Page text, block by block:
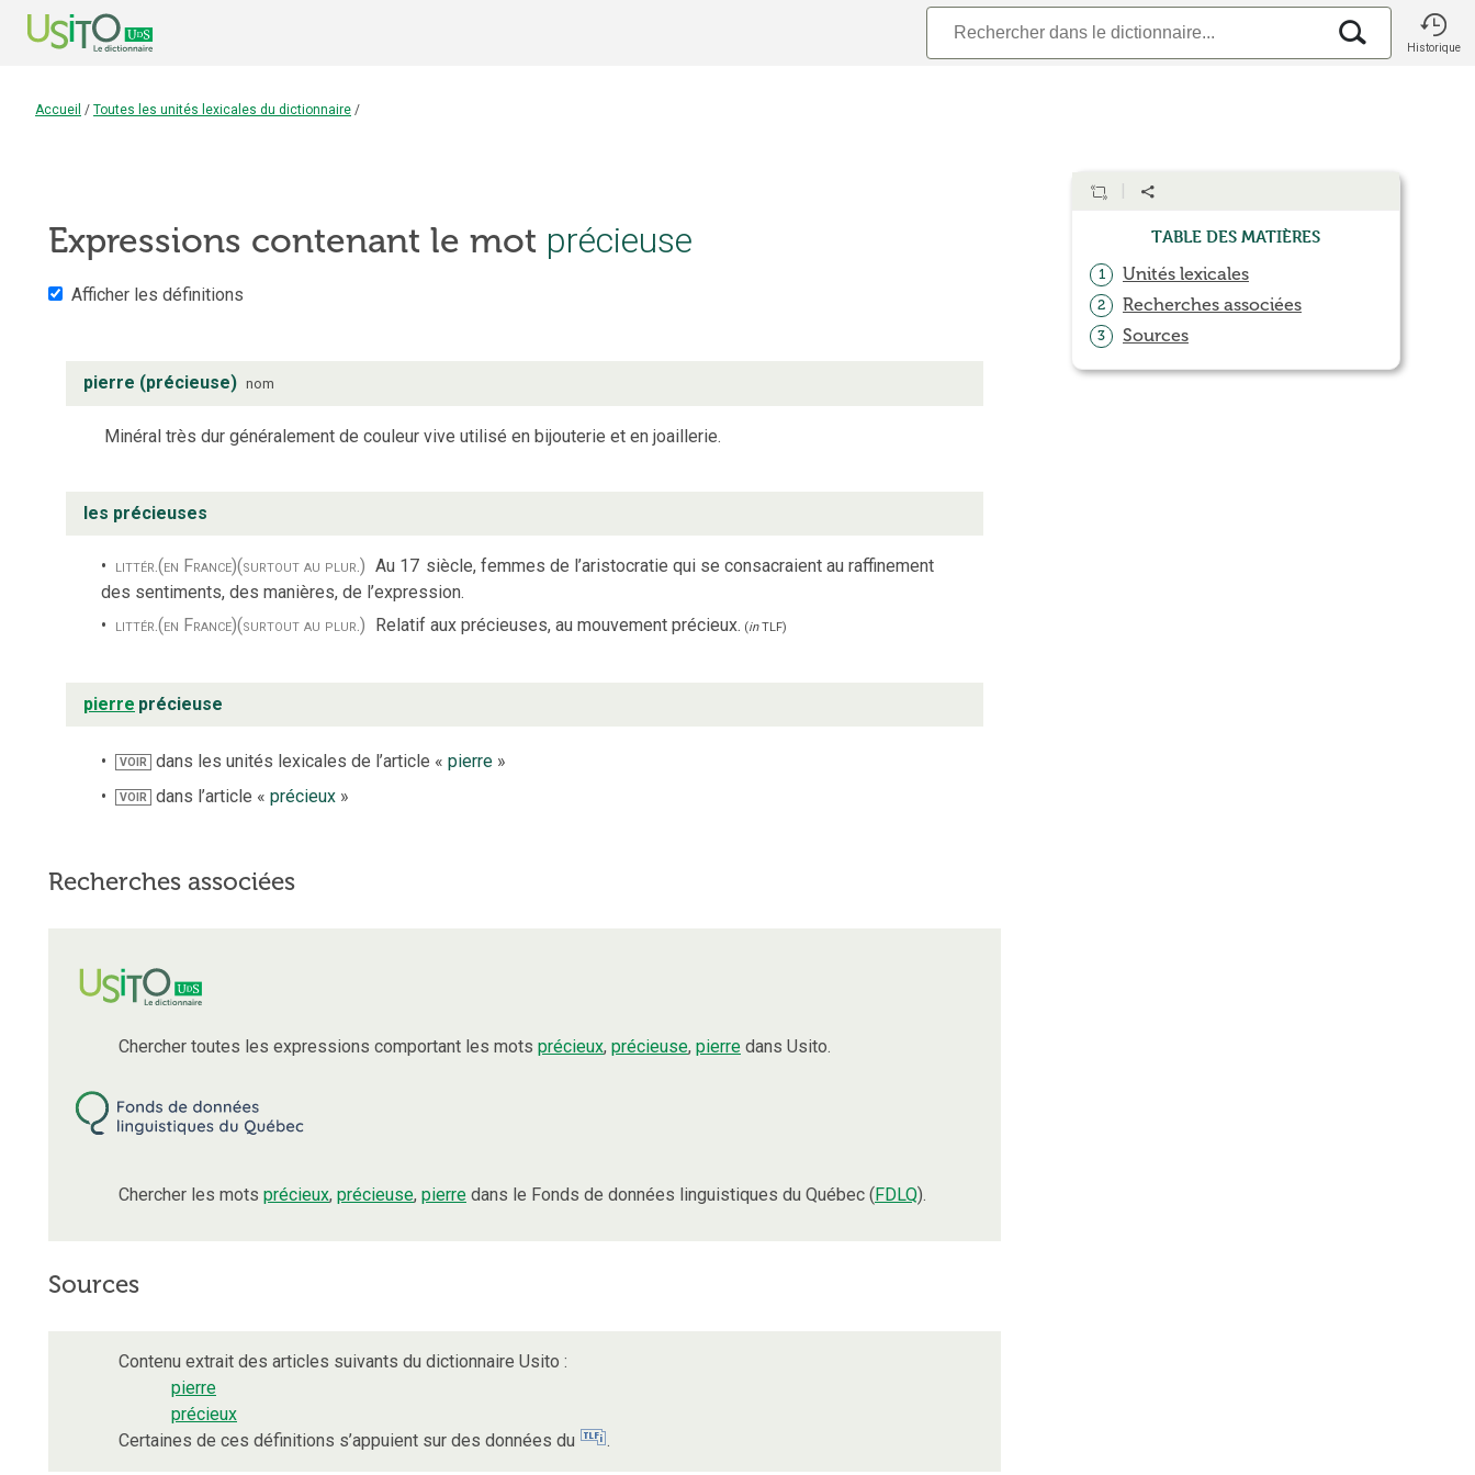
Historique
Accueil / Toutes les unités lexicales du dictionnaire /
Expressions contenant le mot précieuse
Afficher les définitions
pierre (précieuse) nom
Minéral très dur généralement de couleur vive utilisé en bijouterie et en joaillerie.
les précieuses
littér.(en France)(surtout au plur.) Au 17 siècle, femmes de l’aristocratie qui se consacraient au raffinement
des sentiments, des manières, de l’expression.
littér.(en France)(surtout au plur.) Relatif aux précieuses, au mouvement précieux. (inTLF)
pierre précieuse
VOIR dans les unités lexicales de l’article «pierre »
VOIR dans l’article «précieux »
Recherches associées
Chercher toutes les expressions comportant les mots précieux, précieuse, pierre dans Usito.
Chercher les mots précieux, précieuse, pierre dans le Fonds de données linguistiques du Québec (FDLQ).
Sources
Contenu extrait des articles suivants du dictionnaire Usito :
pierre
précieux
Certaines de ces définitions s’appuient sur des données du
.
Table des matières
1 Unités lexicales
2 Recherches associées
3 Sources